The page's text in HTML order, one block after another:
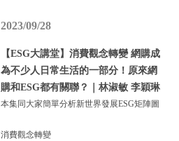
2023/09/28
【ESG大講堂】消費觀念轉變 網購成
為不少人日常生活的一部分！原來網
購和ESG都有關聯？｜林淑敏 李穎琳
本集同大家簡單分析新世界發展ESG矩陣圖
消費觀念轉變